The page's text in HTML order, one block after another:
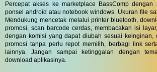
Percepat akses ke marketplace BassComp
ponsel android atau notebook windows. Ukuran file
Mendukung mencetak melalui printer bluetooth,
promosi, scan barcode cerdas, membacakan isi
dengan komisi yang dapat diubah sesuai keinginan,
promosi tanpa perlu repot memilih, berbagi link
lainnya. Jangan sampai ketinggalan dengan
download aplikasinya.